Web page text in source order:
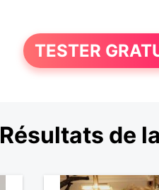
TESTER
Résultats de